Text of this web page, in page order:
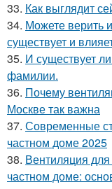
33. Как выглядит
34. Можете верить
существует и
35. И существует
фамилии.
36. Почему
Москве так важна
37. Современные
частном доме 2025
38. Вентиляция
частном доме: